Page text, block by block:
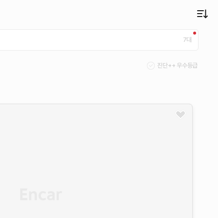
7대
진단++ 우수등급